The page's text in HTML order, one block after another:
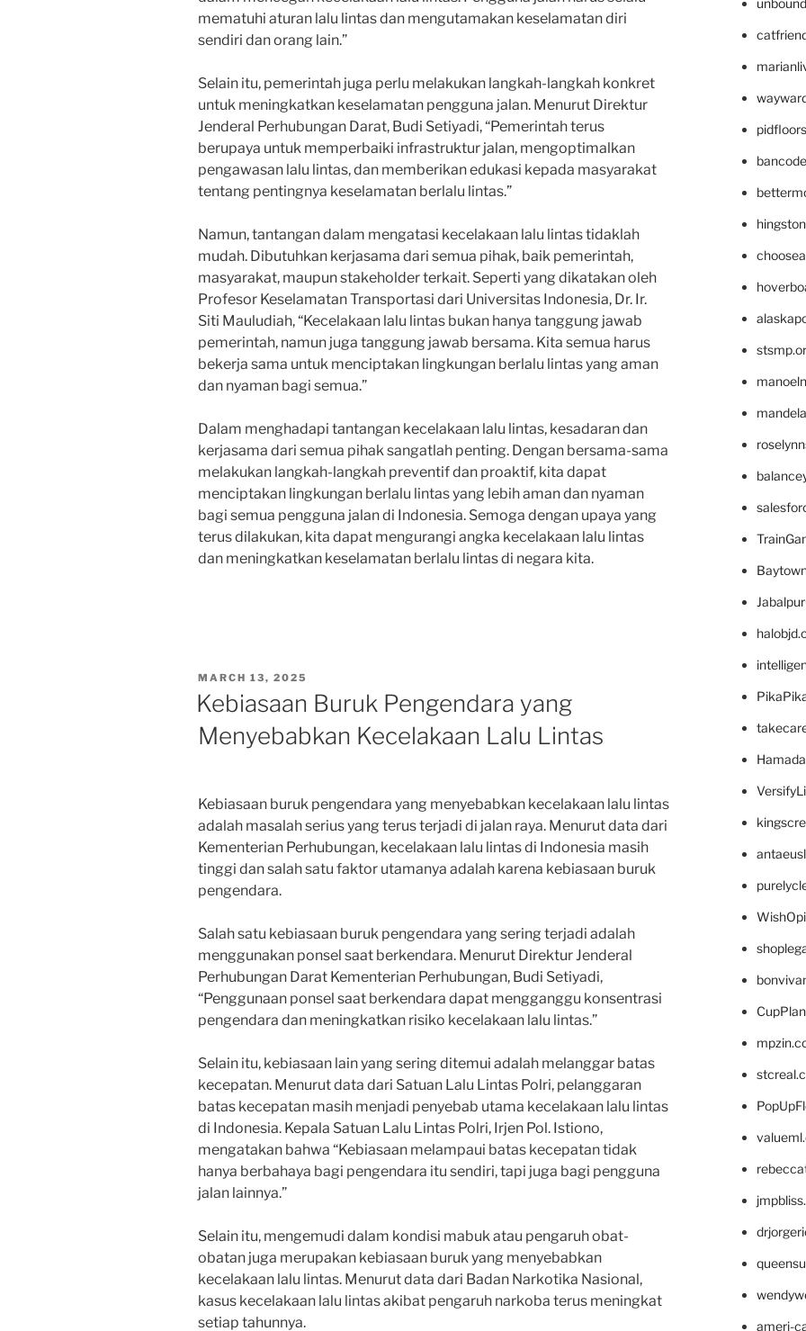
mematuhi aturan lalu lintas dan mengutamakan keselamatan diri
sendiri dan orang lain.”
Selain itu, pemerintah juga perlu melakukan langkah-langkah konkret
untuk meningkatkan keselamatan pengguna jalan. Menurut Direktur
Jenderal Perhubungan Darat, Budi Setiyadi, “Pemerintah terus
berupaya untuk memperbaiki infrastruktur jalan, mengoptimalkan
pengawasan lalu lintas, dan memberikan edukasi kepada masyarakat
tentang pentingnya keselamatan berlalu lintas.”
Namun, tantangan dalam mengatasi kecelakaan lalu lintas tidaklah
mudah. Dibutuhkan kerjasama dari semua pihak, baik pemerintah,
masyarakat, maupun stakeholder terkait. Seperti yang dikatakan oleh
Profesor Keselamatan Transportasi dari Universitas Indonesia, Dr. Ir.
Siti Mauludiah, “Kecelakaan lalu lintas bukan hanya tanggung jawab
pemerintah, namun juga tanggung jawab bersama. Kita semua harus
bekerja sama untuk menciptakan lingkungan berlalu lintas yang aman
dan nyaman bagi semua.”
Dalam menghadapi tantangan kecelakaan lalu lintas, kesadaran dan
kerjasama dari semua pihak sangatlah penting. Dengan bersama-sama
melakukan langkah-langkah preventif dan proaktif, kita dapat
menciptakan lingkungan berlalu lintas yang lebih aman dan nyaman
bagi semua pengguna jalan di Indonesia. Semoga dengan upaya yang
terus dilakukan, kita dapat mengurangi angka kecelakaan lalu lintas
dan meningkatkan keselamatan berlalu lintas di negara kita.
POSTED
ON
MARCH 13, 2025
Kebiasaan Buruk Pengendara yang
Menyebabkan Kecelakaan Lalu Lintas
Kebiasaan buruk pengendara yang menyebabkan kecelakaan lalu lintas
adalah masalah serius yang terus terjadi di jalan raya. Menurut data dari
Kementerian Perhubungan, kecelakaan lalu lintas di Indonesia masih
tinggi dan salah satu faktor utamanya adalah karena kebiasaan buruk
pengendara.
Salah satu kebiasaan buruk pengendara yang sering terjadi adalah
menggunakan ponsel saat berkendara. Menurut Direktur Jenderal
Perhubungan Darat Kementerian Perhubungan, Budi Setiyadi,
“Penggunaan ponsel saat berkendara dapat mengganggu konsentrasi
pengendara dan meningkatkan risiko kecelakaan lalu lintas.”
Selain itu, kebiasaan lain yang sering ditemui adalah melanggar batas
kecepatan. Menurut data dari Satuan Lalu Lintas Polri, pelanggaran
batas kecepatan masih menjadi penyebab utama kecelakaan lalu lintas
di Indonesia. Kepala Satuan Lalu Lintas Polri, Irjen Pol. Istiono,
mengatakan bahwa “Kebiasaan melampaui batas kecepatan tidak
hanya berbahaya bagi pengendara itu sendiri, tapi juga bagi pengguna
jalan lainnya.”
Selain itu, mengemudi dalam kondisi mabuk atau pengaruh obat-
obatan juga merupakan kebiasaan buruk yang menyebabkan
kecelakaan lalu lintas. Menurut data dari Badan Narkotika Nasional,
kasus kecelakaan lalu lintas akibat pengaruh narkoba terus meningkat
setiap tahunnya.
ameri-